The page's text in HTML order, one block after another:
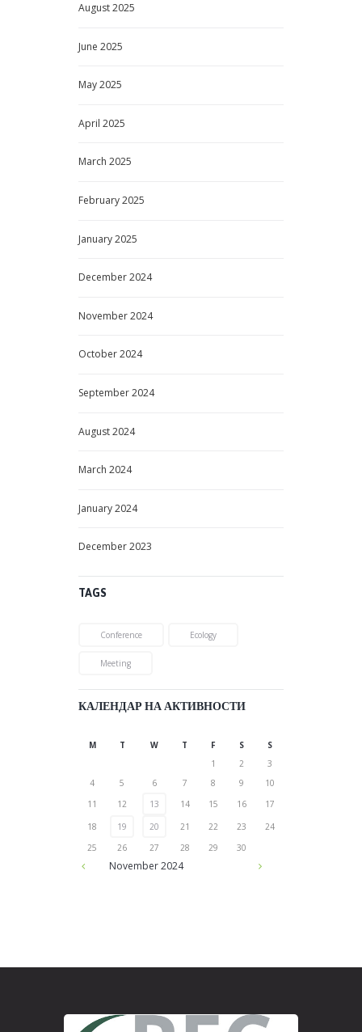
August2025
June 2025
May2025
April 2025
March 2025
February2025
January2025
December2024
November2024
October2024
September2024
August2024
March 2024
January2024
December2023
TAGS
Conference Ecology
Meeting
КАЛЕНДАР НА АКТИВНОСТИ
M T W T F S S
November2024
1 2
3
4
5 6 7 8 9
10
11
12 13 14 15 16
17
18
19 20 21 22 23
24
25
26 27 28 29 30